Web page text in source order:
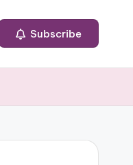
Subscribe